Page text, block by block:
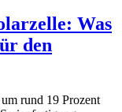
Was
den
rund 19 Prozent